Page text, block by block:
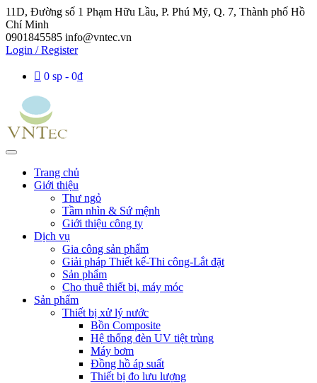
11D, Đường số 1 Phạm Hữu Lầu, P. Phú Mỹ, Q. 7, Thành phố Hồ
Chí Minh
0901845585 info@vntec.vn
Login / Register
0 sp 0₫
Trang chủ
Giới thiệu
Thư ngỏ
Tầm nhìn & Sứ mệnh
Giới thiệu công ty
Dịch vụ
Gia công sản phẩm
Giải pháp Thiết kế-Thi công-Lắt đặt
Sản phẩm
Cho thuê thiết bị, máy móc
Sản phẩm
Thiết bị xử lý nước
Bồn Composite
Hệ thống đèn UV tiệt trùng
Máy bơm
Đồng hồ áp suất
Thiết bị đo lưu lượng